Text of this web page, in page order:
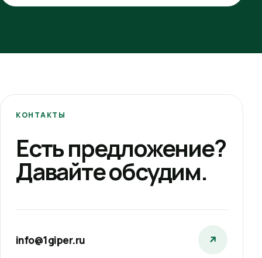
КОНТАКТЫ
Есть предложение?
Давайте обсудим.
info@1giper.ru ↗